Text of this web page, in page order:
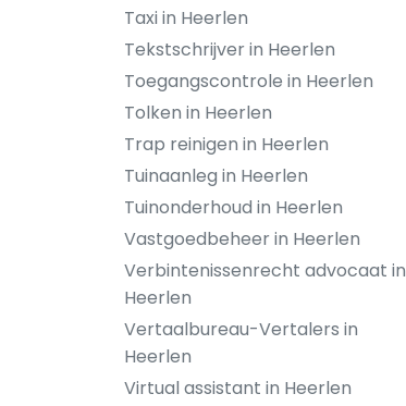
Taxi in Heerlen
Tekstschrijver in Heerlen
Toegangscontrole in Heerlen
Tolken in Heerlen
Trap reinigen in Heerlen
Tuinaanleg in Heerlen
Tuinonderhoud in Heerlen
Vastgoedbeheer in Heerlen
Verbintenissenrecht advocaat in
Heerlen
Vertaalbureau-Vertalers in
Heerlen
Virtual assistant in Heerlen